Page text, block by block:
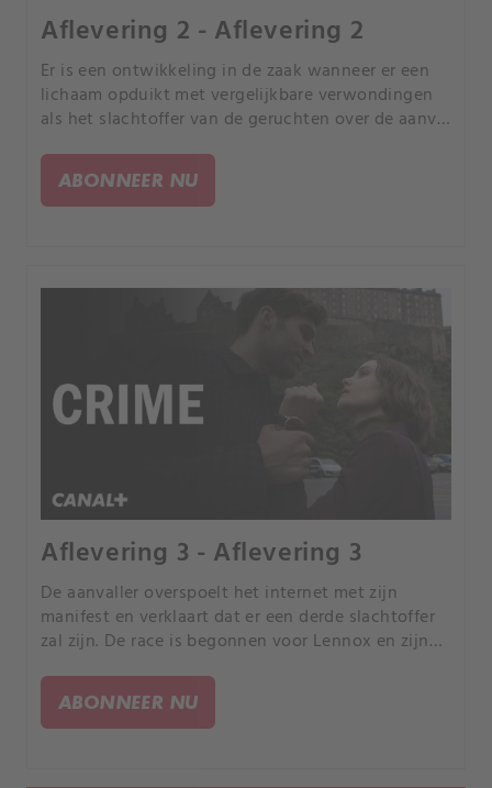
Aflevering 2 - Aflevering 2
Er is een ontwikkeling in de zaak wanneer er een
lichaam opduikt met vergelijkbare verwondingen
als het slachtoffer van de geruchten over de aanval
boodschap in zijn lichaam gekerfd.
ABONNEER NU
Aflevering 3 - Aflevering 3
De aanvaller overspoelt het internet met zijn
manifest en verklaart dat er een derde slachtoffer
zal zijn. De race is begonnen voor Lennox en zijn
ABONNEER NU